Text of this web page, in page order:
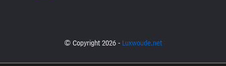
© Copyright 2026 - Luxwoude.net